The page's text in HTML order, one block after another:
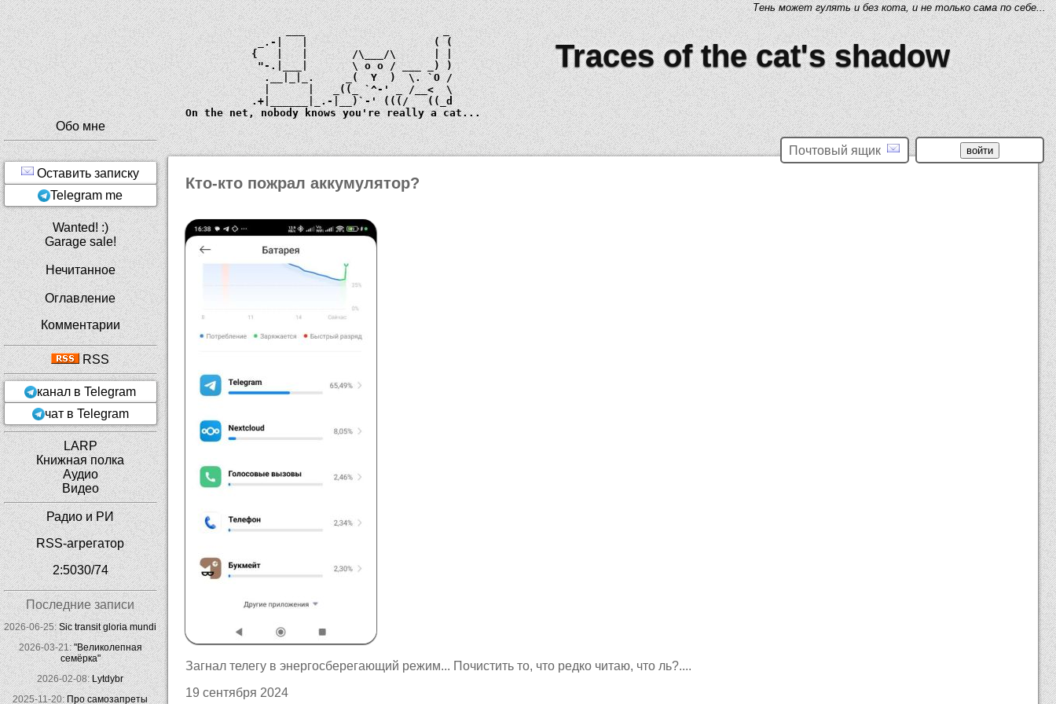
Тень может гулять и без кота, и не только сама по себе...
             ___
               _
         _.-|   |
              ( (
        {   |   |
/\___/\      | |
         "-.|___|
\ o o
/ ___ _) )
          .__|_|_.
_(  Y  )  \. `O /
          |      |   _
((_ `^-' _ /__<  \
        .+|______|_.-|__)
`-' (((/   ((_d
  On the net, nobody knows you're really a cat...
Traces of the cat's shadow
Почтовый ящик
Кто-кто пожрал аккумулятор?
Загнал телегу в энергосберегающий режим... Почистить то, что редко читаю, что ль?....
19 сентября 2024
Обо мне
Оставить записку
Telegram me
Wanted! :)
Garage sale!
Нечитанное
Оглавление
Комментарии
RSS
канал в Telegram
чат в Telegram
LARP
Книжная полка
Аудио
Видео
Радио и РИ
RSS-агрегатор
2:5030/74
Последние записи
2026-06-25:Sic transit gloria mundi
2026-03-21:"Великолепная
семёрка"
2026-02-08:Lytdybr
2025-11-20:Про самозапреты